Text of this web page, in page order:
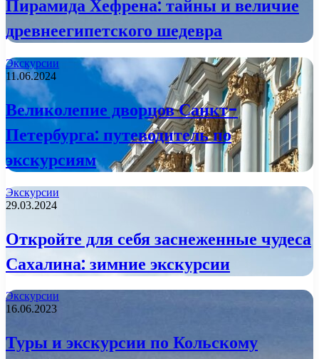
Пирамида Хефрена: тайны и величие
древнеегипетского шедевра
Экскурсии
11.06.2024
Великолепие дворцов Санкт-
Петербурга: путеводитель по
экскурсиям
Экскурсии
29.03.2024
Откройте для себя заснеженные чудеса
Сахалина: зимние экскурсии
Экскурсии
16.06.2023
Туры и экскурсии по Кольскому